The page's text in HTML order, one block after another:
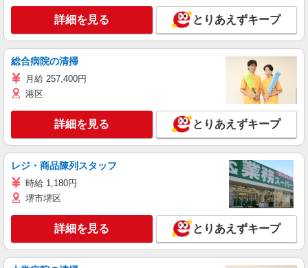
詳細を見る とりあえずキープ
総合病院の清掃
月給 257,400円
港区
詳細を見る とりあえずキープ
レジ・商品陳列スタッフ
時給 1,180円
堺市堺区
詳細を見る とりあえずキープ